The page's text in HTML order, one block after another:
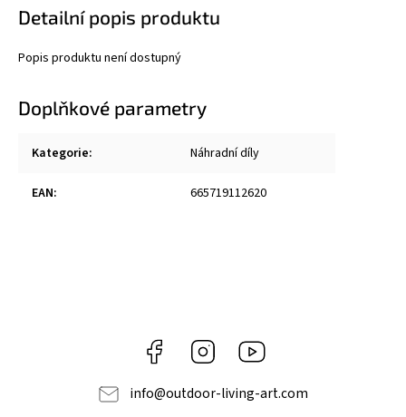
Detailní popis produktu
Popis produktu není dostupný
Doplňkové parametry
Kategorie: Náhradní díly
EAN: 665719112620
Facebook Instagram
info@outdoor-living-art.com